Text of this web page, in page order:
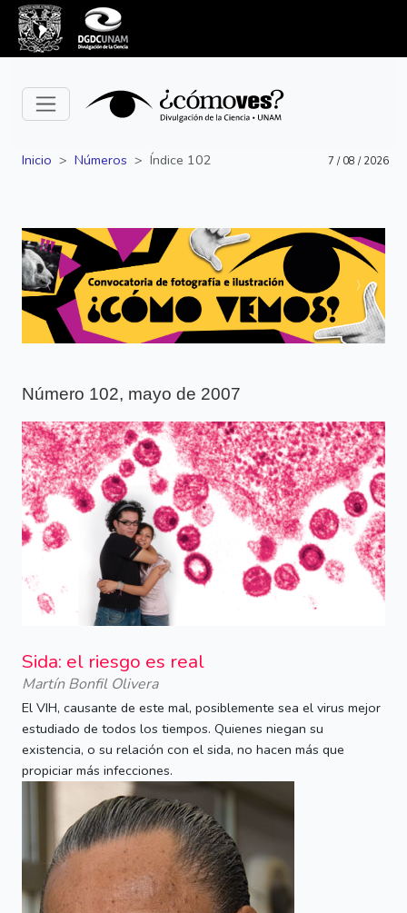
Inicio Números Índice 102 7 / 08 / 2026
Siguiente Anterior
Número 102, mayo de 2007
Sida: el riesgo es real
Martín Bonfil Olivera
El VIH, causante de este mal, posiblemente sea el virus mejor
estudiado de todos los tiempos. Quienes niegan su
existencia, o su relación con el sida, no hacen más que
propiciar más infecciones.